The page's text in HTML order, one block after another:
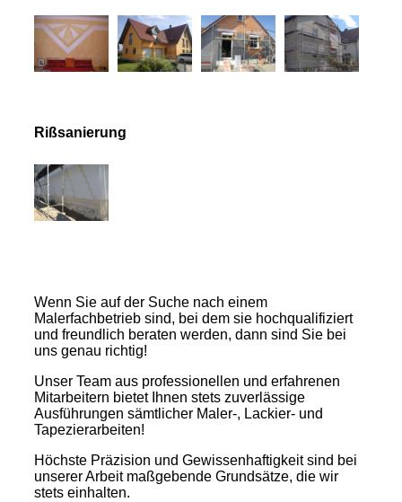
Rißsanierung
Wenn Sie auf der Suche nach einem
Malerfachbetrieb sind, bei dem sie hochqualifiziert
und freundlich beraten werden, dann sind Sie bei
uns genau richtig!
Unser Team aus professionellen und erfahrenen
Mitarbeitern bietet Ihnen stets zuverlässige
Ausführungen sämtlicher Maler-, Lackier- und
Tapezierarbeiten!
Höchste Präzision und Gewissenhaftigkeit sind bei
unserer Arbeit maßgebende Grundsätze, die wir
stets einhalten.